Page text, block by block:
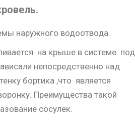
наружного водоотвода.
на крыше в системе под
непосредственно над
бортика ,что является
Преимущества такой
сосулек.